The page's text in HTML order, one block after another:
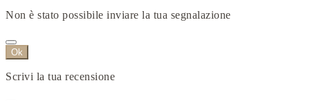
Non è stato possibile inviare la tua segnalazione
Ok
Scrivi la tua recensione